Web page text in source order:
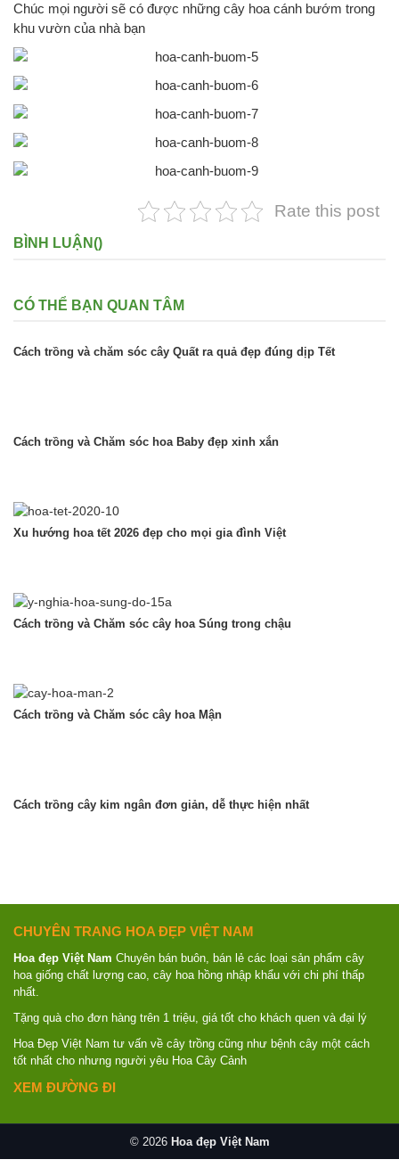
Chúc mọi người sẽ có được những cây hoa cánh bướm trong
khu vườn của nhà bạn
Rate this post
BÌNH LUẬN()
CÓ THỂ BẠN QUAN TÂM
Cách trồng và chăm sóc cây Quất ra quả đẹp đúng dịp Tết
Cách trồng và Chăm sóc hoa Baby đẹp xinh xắn
Xu hướng hoa tết 2026 đẹp cho mọi gia đình Việt
Cách trồng và Chăm sóc cây hoa Súng trong chậu
Cách trồng và Chăm sóc cây hoa Mận
Cách trồng cây kim ngân đơn giản, dễ thực hiện nhất
CHUYÊN TRANG HOA ĐẸP VIỆT NAM
Hoa đẹp Việt Nam Chuyên bán buôn, bán lẻ các loại sản phẩm cây
hoa giống chất lượng cao, cây hoa hồng nhập khẩu với chi phí thấp
nhất.
Tặng quà cho đơn hàng trên 1 triệu, giá tốt cho khách quen và đại lý
Hoa Đẹp Việt Nam tư vấn về cây trồng cũng như bệnh cây một cách
tốt nhất cho nhưng người yêu Hoa Cây Cảnh
XEM ĐƯỜNG ĐI
© 2026 Hoa đẹp Việt Nam